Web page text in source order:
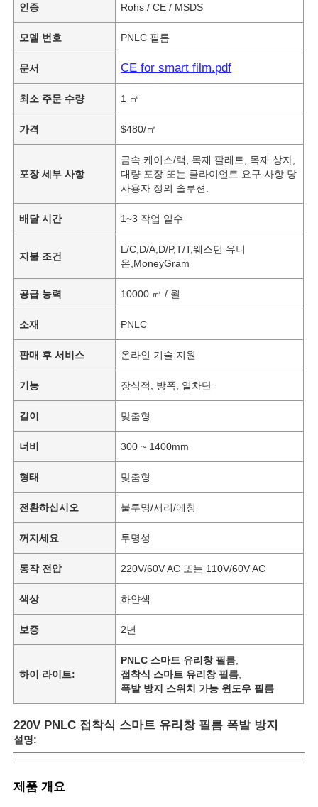
인증 Rohs / CE / MSDS
모델 번호 PNLC 필름
문서 CE for smart film.pdf
최소 주문 수량 1 ㎡
가격 $480/㎡
포장 세부 사항
금속 케이스/랙, 목재 팔레트, 목재 상자,
대량 포장 또는 클라이언트 요구 사항 당
사용자 정의 솔루션.
배달 시간 1~3 작업 일수
지불 조건
L/C,D/A,D/P,T/T,웨스턴 유니
온,MoneyGram
공급 능력 10000 ㎡ / 월
소재 PNLC
판매 후 서비스 온라인 기술 지원
기능 장식적, 방폭, 열차단
길이 맞춤형
너비 300 ~ 1400mm
형태 맞춤형
전환하십시오 불투명/서리/에칭
꺼지세요 투명성
동작 전압 220V/60V AC 또는 110V/60V AC
색상 하얀색
보증 2년
하이 라이트:
PNLC 스마트 유리창 필름
접착식 스마트 유리창 필름
폭발 방지 스위치 가능 윈도우 필름
220V PNLC 접착식 스마트 유리창 필름 폭발 방지
설명:
제품 개요